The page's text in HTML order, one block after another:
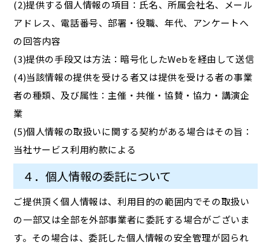
(2)提供する個人情報の項目：氏名、所属会社名、メール
アドレス、電話番号、部署・役職、年代、アンケートへ
の回答内容
(3)提供の手段又は方法：暗号化したWebを経由して送信
(4)当該情報の提供を受ける者又は提供を受ける者の事業
者の種類、及び属性：主催・共催・協賛・協力・講演企
業
(5)個人情報の取扱いに関する契約がある場合はその旨：
当社サービス利用約款による
４．個人情報の委託について
ご提供頂く個人情報は、利用目的の範囲内でその取扱い
の一部又は全部を外部事業者に委託する場合がございま
す。その場合は、委託した個人情報の安全管理が図られ